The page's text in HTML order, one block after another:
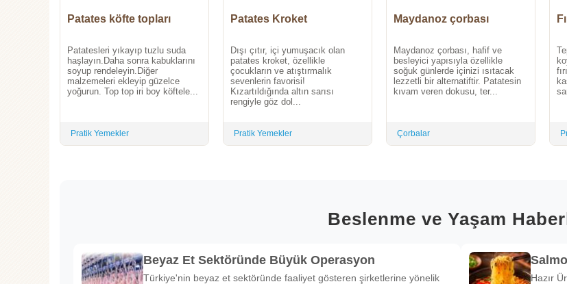
Patates köfte topları
Patatesleri yıkayıp tuzlu suda
haşlayın.Daha sonra kabuklarını
soyup rendeleyin.Diğer
malzemeleri ekleyip güzelce
yoğurun. Top top iri boy köftele...
Pratik Yemekler
Patates Kroket
Dışı çıtır, içi yumuşacık olan
patates kroket, özellikle
çocukların ve atıştırmalık
sevenlerin favorisi!
Kızartıldığında altın sarısı
rengiyle göz dol...
Pratik Yemekler
Maydanoz çorbası
Maydanoz çorbası, hafif ve
besleyici yapısıyla özellikle
soğuk günlerde içinizi ısıtacak
lezzetli bir alternatiftir. Patatesin
kıvam veren dokusu, ter...
Çorbalar
Beslenme ve Yaşam
Beyaz Et Sektöründe Büyük Operasyon
Türkiye'nin beyaz et sektöründe faaliyet gösteren şirketlerine yönelik
Hazır